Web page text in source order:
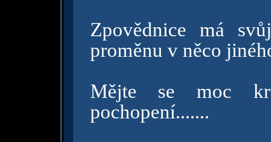
Zpovědnice má
proměnu v něco
Mějte se moc
pochopení.......